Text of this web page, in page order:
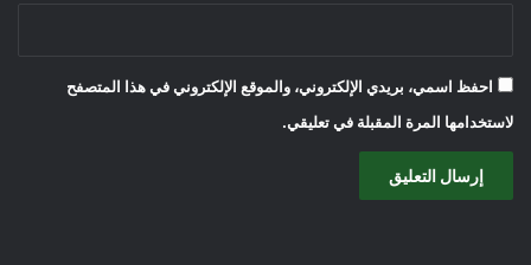
احفظ اسمي، بريدي الإلكتروني، والموقع الإلكتروني في هذا المتصفح
لاستخدامها المرة المقبلة في تعليقي.